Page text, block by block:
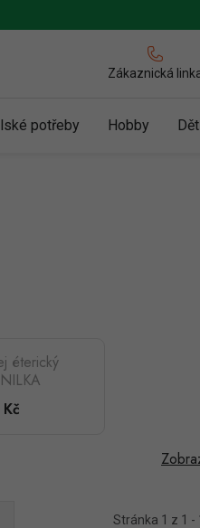
Zákaznická
potřeby Hobby
éterický
Stránka 1 z 1 -